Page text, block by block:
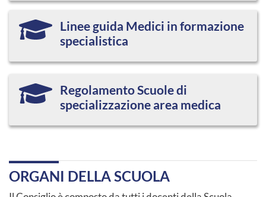
Linee guida Medici in formazione
specialistica
Regolamento Scuole di
specializzazione area medica
ORGANI DELLA SCUOLA